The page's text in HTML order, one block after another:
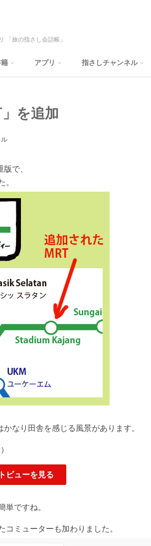
「旅の指さし会話帳」
アプリ 指さしチャンネル
を追加
で、
なり田舎を感じる風景があります。
ビューを見る
ですね。
ミューターも加わりました。